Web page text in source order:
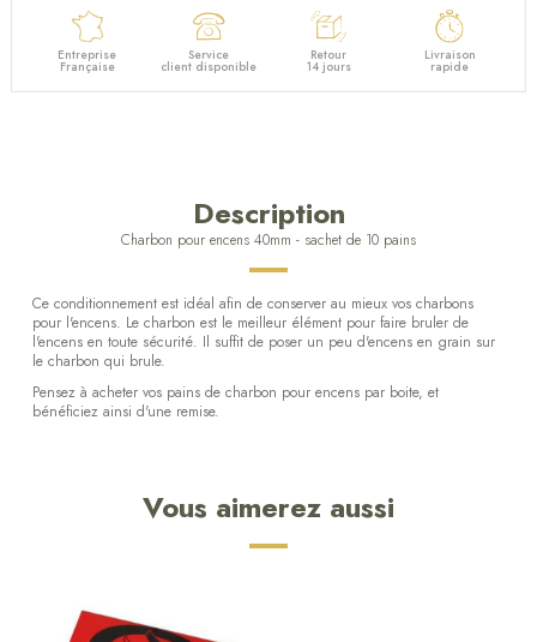
Entreprise
Française
Service
client disponible
Retour
14 jours
Livraison
rapide
Description
Charbon pour encens 40mm - sachet de 10 pains
Ce conditionnement est idéal afin de conserver au mieux vos charbons
pour l'encens. Le charbon est le meilleur élément pour faire bruler de
l'encens en toute sécurité. Il suffit de poser un peu d'encens en grain sur
le charbon qui brule.
Pensez à acheter vos pains de charbon pour encens par boite, et
bénéficiez ainsi d'une remise.
Vous aimerez aussi